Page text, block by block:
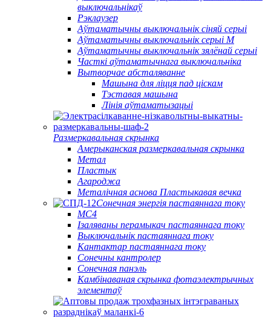
выключальнікаў
Рэклаузер
Аўтаматычны выключальнік сіняй серыі
Аўтаматычны выключальнік серыі M
Аўтаматычны выключальнік зялёнай серыі
Часткі аўтаматычнага выключальніка
Вытворчае абсталяванне
Машына для ліцця пад ціскам
Тэставая машына
Лінія аўтаматызацыі
Размеркавальная скрынка
Амерыканская размеркавальная скрынка
Метал
Пластык
Агароджа
Металічная аснова Пластыкавая вечка
Сонечная энергія пастаяннага току
МС4
Ізаляваны перамыкач пастаяннага току
Выключальнік пастаяннага току
Кантактар ​​пастаяннага току
Сонечны кантролер
Сонечная панэль
Камбінаваная скрынка фотаэлектрычных
элементаў